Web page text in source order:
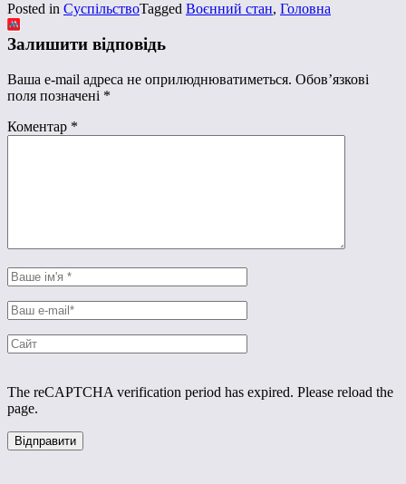
Posted in СуспільствоTagged Воєнний стан, Головна
Залишити відповідь
Ваша e-mail адреса не оприлюднюватиметься. Обов’язкові
поля позначені *
Коментар *
The reCAPTCHA verification period has expired. Please reload the
page.